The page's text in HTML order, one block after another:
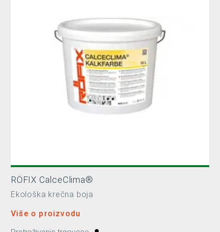
RÖFIX CalceClima®
Ekološka krečna boja
Više o proizvodu